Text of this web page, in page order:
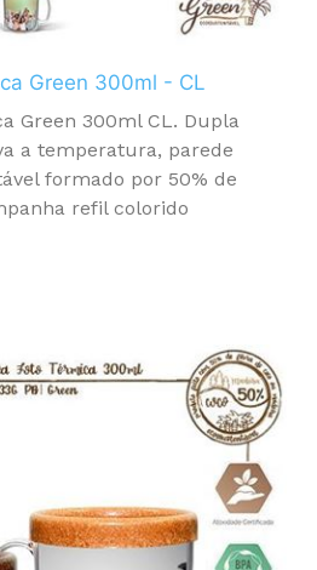
Green 300ml - CL
Green 300ml CL. Dupla
a temperatura, parede
formado por 50% de
refil colorido